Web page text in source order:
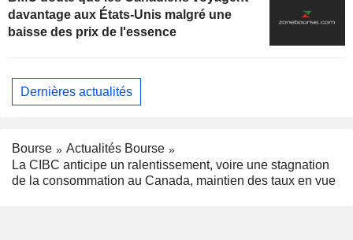
davantage aux États-Unis malgré une
baisse des prix de l'essence
Dernières actualités
Bourse
Actualités Bourse
La CIBC anticipe un ralentissement, voire une stagnation
de la consommation au Canada, maintien des taux en vue